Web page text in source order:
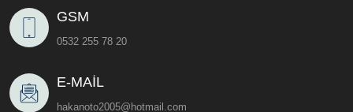
GSM
0532 255 78 20
E-MAIL
hakanoto2005@hotmail.com